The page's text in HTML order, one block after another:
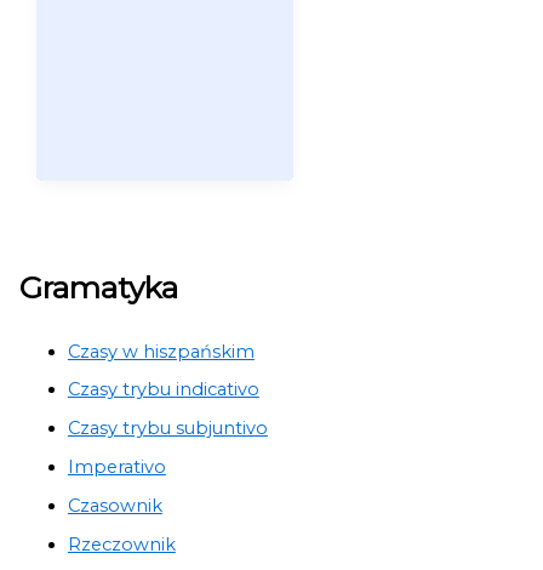
Gramatyka
Czasy w hiszpańskim
Czasy trybu indicativo
Czasy trybu subjuntivo
Imperativo
Czasownik
Rzeczownik